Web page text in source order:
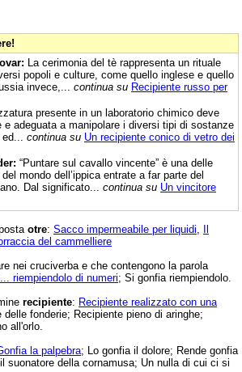
La cerimonia del tè rappresenta un rituale
popoli e culture, come quello inglese e quello
invece,... continua su Recipiente russo per
presente in un laboratorio chimico deve
e adeguata a manipolare i diversi tipi di sostanze
continua su Un recipiente conico di vetro dei
“Puntare sul cavallo vincente” è una delle
mondo dell’ippica entrate a far parte del
Dal significato... continua su Un vincitore
otre: Sacco impermeabile per liquidi
Il
del cammelliere
nei cruciverba e che contengono la parola
riempiendolo di numeri; Si gonfia riempiendolo.
recipiente: Recipiente realizzato con una
delle fonderie; Recipiente pieno di aringhe;
all'orlo.
la palpebra; Lo gonfia il dolore; Rende gonfia
suonatore della cornamusa; Un nulla di cui ci si